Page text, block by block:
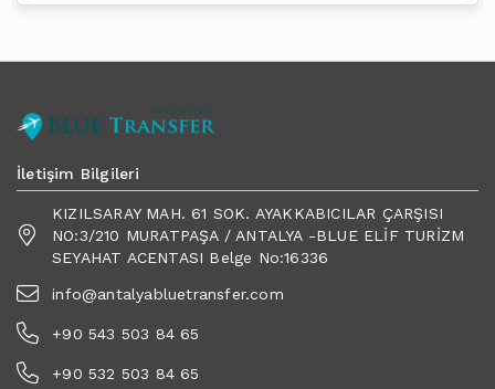
İletişim Bilgileri
KIZILSARAY MAH. 61 SOK. AYAKKABICILAR ÇARŞISI
NO:3/210 MURATPAŞA / ANTALYA -BLUE ELİF TURİZM
SEYAHAT ACENTASI Belge No:16336
info@antalyabluetransfer.com
+90 543 503 84 65
+90 532 503 84 65